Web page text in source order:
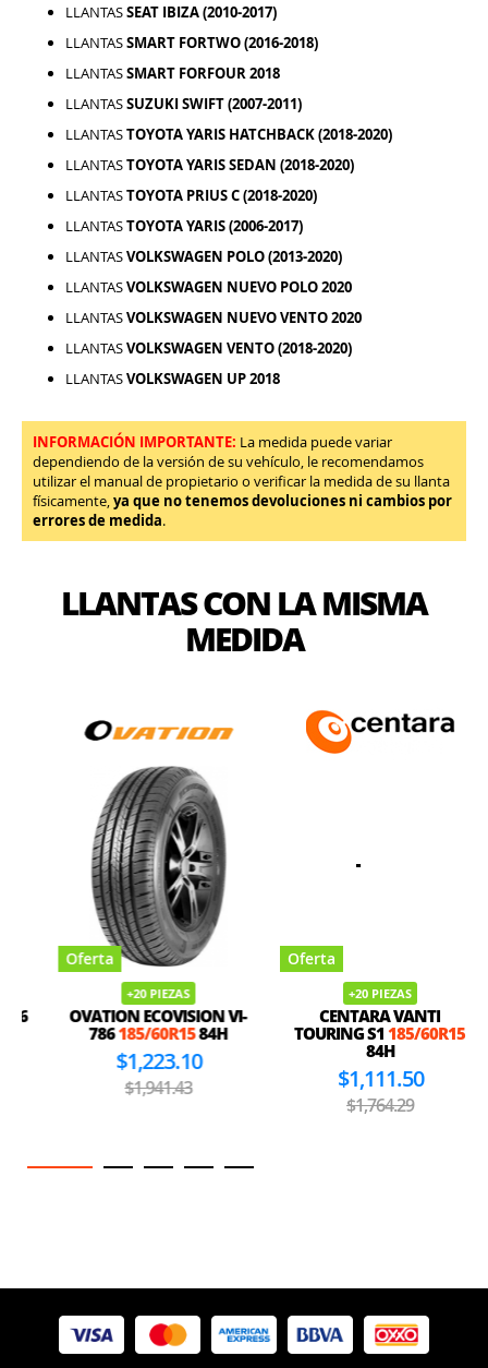
LLANTASSEAT IBIZA (2010-2017)
LLANTASSMART FORTWO (2016-2018)
LLANTASSMART FORFOUR 2018
LLANTASSUZUKI SWIFT (2007-2011)
LLANTASTOYOTA YARIS HATCHBACK (2018-2020)
LLANTASTOYOTA YARIS SEDAN (2018-2020)
LLANTASTOYOTA PRIUS C (2018-2020)
LLANTASTOYOTA YARIS (2006-2017)
LLANTASVOLKSWAGEN POLO (2013-2020)
LLANTASVOLKSWAGEN NUEVO POLO 2020
LLANTASVOLKSWAGEN NUEVO VENTO 2020
LLANTASVOLKSWAGEN VENTO (2018-2020)
LLANTASVOLKSWAGEN UP 2018
INFORMACIÓN IMPORTANTE: La medida puede variar
dependiendo de la versión de su vehículo, le recomendamos
utilizar el manual de propietario o verificar la medida de su llanta
físicamente,ya que no tenemos devoluciones ni cambios por
errores de medida.
LLANTAS CON LA MISMA
MEDIDA
Oferta
+20 PIEZAS
OVATION ECOVISION VI-
786185/60R1584H
$1,223.10
$1,941.43
Oferta
+20 PIEZAS
CENTARA VANTI
TOURING S1185/60R15
84H
$1,111.50
$1,764.29